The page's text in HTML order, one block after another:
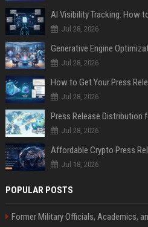
AI Visibility Tracking: How
Jul 28, 2026
Generative Engine
Jul 28, 2026
How to Get Your Press
Jul 28, 2026
Jul 28, 2026
Jul 18, 2026
POPULAR POSTS
Former Military Officials, Academics,